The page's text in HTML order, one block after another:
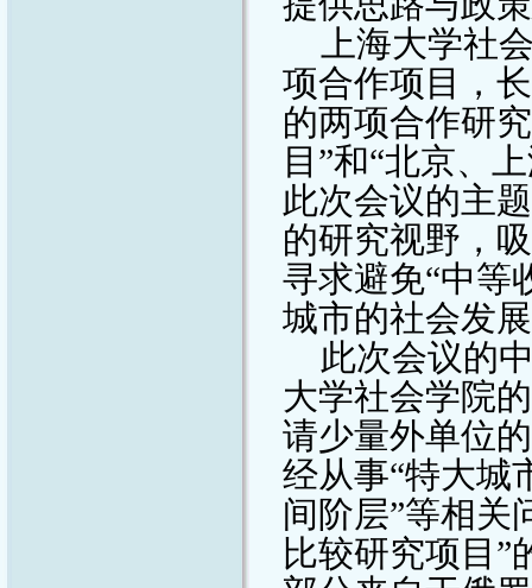
上海大学社
项合作项目，
的两项合作研
目”和“北京、
此次会议的主
的研究视野，
寻求避免“中等
城市的社会发
此次会议的
大学社会学院
请少量外单位
经从事“特大城
间阶层”等相关
比较研究项目”